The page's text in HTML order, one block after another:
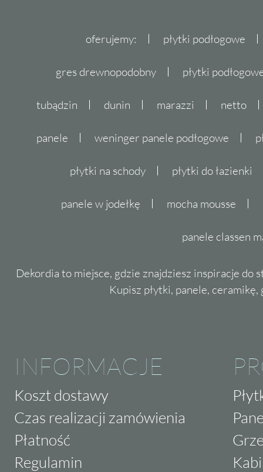
oferujemy: płytki podłogowe
gres drewnopodobny płytki
tubądzin dunin marazzi netto
panele weninger panele podłogowe
płytki na schody płytki do łazienki
panele w jodełkę mocha mousse
panele classen
Dekordia to miejsce, gdzie znajdziesz inspiracje do
Kupisz płytki, panele,
INFORMACJE
Koszt dostawy
Czas realizacji zamówienia
Płatność
Regulamin